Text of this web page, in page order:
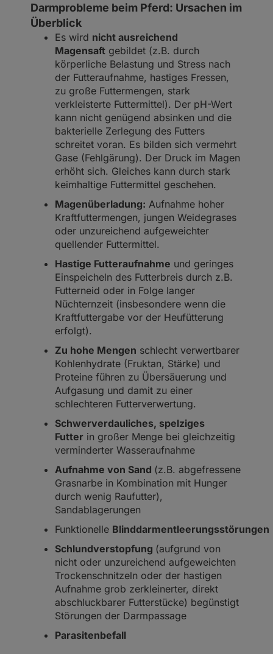
Darmprobleme beim Pferd: Ursachen im
Überblick
Es wird nicht ausreichend
Magensaft gebildet (z.B. durch
körperliche Belastung und Stress nach
der Futteraufnahme, hastiges Fressen,
zu große Futtermengen, stark
verkleisterte Futtermittel). Der pH-Wert
kann nicht genügend absinken und die
bakterielle Zerlegung des Futters
schreitet voran. Es bilden sich vermehrt
Gase (Fehlgärung). Der Druck im Magen
erhöht sich. Gleiches kann durch stark
keimhaltige Futtermittel geschehen.
Magenüberladung: Aufnahme hoher
Kraftfuttermengen, jungen Weidegrases
oder unzureichend aufgeweichter
quellender Futtermittel.
Hastige Futteraufnahme und geringes
Einspeicheln des Futterbreis durch z.B.
Futterneid oder in Folge langer
Nüchternzeit (insbesondere wenn die
Kraftfuttergabe vor der Heufütterung
erfolgt).
Zu hohe Mengen schlecht verwertbarer
Kohlenhydrate (Fruktan, Stärke) und
Proteine führen zu Übersäuerung und
Aufgasung und damit zu einer
schlechteren Futterverwertung.
Schwerverdauliches, spelziges
Futter in großer Menge bei gleichzeitig
verminderter Wasseraufnahme
Aufnahme von Sand (z.B. abgefressene
Grasnarbe in Kombination mit Hunger
durch wenig Raufutter),
Sandablagerungen
Funktionelle Blinddarmentleerungsstörungen
Schlundverstopfung (aufgrund von
nicht oder unzureichend aufgeweichten
Trockenschnitzeln oder der hastigen
Aufnahme grob zerkleinerter, direkt
abschluckbarer Futterstücke) begünstigt
Störungen der Darmpassage
Parasitenbefall